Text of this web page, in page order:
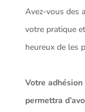
Avez-vous des
votre pratique
heureux de les
Votre
permettra